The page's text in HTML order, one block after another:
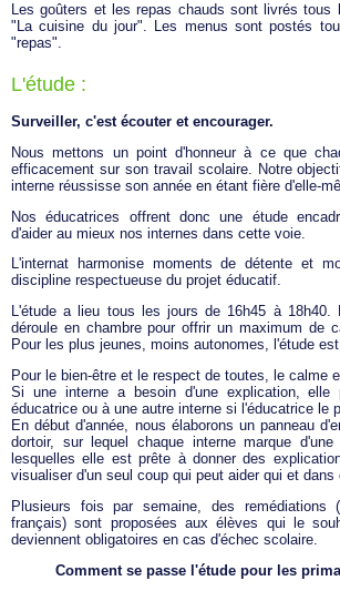
Les goûters et les repas chauds sont livrés tous
"La cuisine du jour". Les menus sont postés
"repas".
L'étude :
Surveiller, c'est écouter et encourager.
Nous mettons un point d'honneur à ce que
efficacement sur son travail scolaire. Notre
interne réussisse son année en étant fière d'elle-
Nos éducatrices offrent donc une étude
d'aider au mieux nos internes dans cette voie.
L'internat harmonise moments de détente et
discipline respectueuse du projet éducatif.
L'étude a lieu tous les jours de 16h45 à 18h40.
déroule en chambre pour offrir un maximum de
Pour les plus jeunes, moins autonomes, l'étude
Pour le bien-être et le respect de toutes, le calme
Si une interne a besoin d'une explication,
éducatrice ou à une autre interne si l'éducatrice le
En début d'année, nous élaborons un panneau
dortoir, sur lequel chaque interne marque
lesquelles elle est prête à donner des
visualiser d'un seul coup qui peut aider qui et dans
Plusieurs fois par semaine, des remédiations
français) sont proposées aux élèves qui le
deviennent obligatoires en cas d'échec scolaire.
Comment se passe l'étude pour les